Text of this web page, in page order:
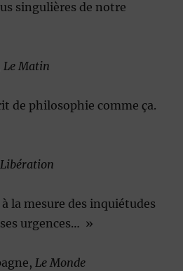
singulières de notre
Le Matin
de philosophie comme ça.
Libération
la mesure des inquiétudes
urgences… »
Le Monde